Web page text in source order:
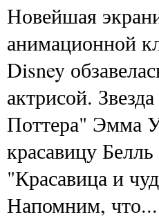
Новейшая
анимационной
Disney
актрисой.
Поттера" Эмма
красавицу
"Красавица и
Напомним, что...